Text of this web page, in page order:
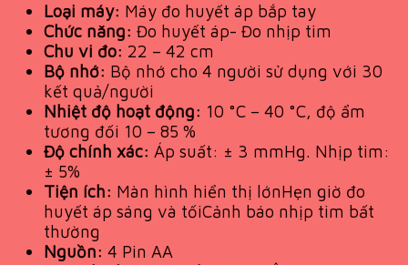
Loại máy: Máy đo huyết áp bắp tay
Chức năng: Đo huyết áp- Đo nhịp tim
Chu vi đo: 22 – 42 cm
Bộ nhớ: Bộ nhớ cho 4 người sử dụng với 30
kết quả/người
Nhiệt độ hoạt động: 10 °C – 40 °C, độ ẩm
tương đối 10 – 85 %
Độ chính xác: Áp suất: ± 3 mmHg. Nhịp tim:
± 5%
Tiện ích: Màn hình hiển thị lớnHẹn giờ đo
huyết áp sáng và tốiCảnh báo nhịp tim bất
thường
Nguồn: 4 Pin AA